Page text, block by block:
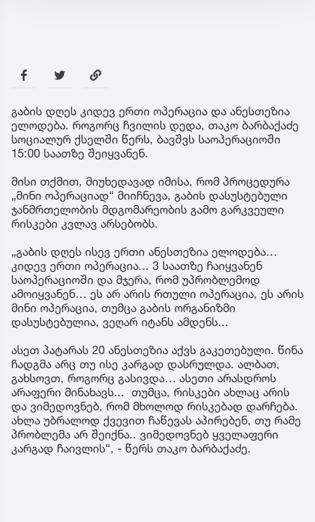
გაბის დღეს კიდევ ერთი ოპერაცია და ანესთეზია
ელოდება. როგორც ჩვილის დედა, თაკო ბარბაქაძე
სოციალურ ქსელში წერს, ბავშვს საოპერაციოში
15:00 საათზე შეიყვანენ.
მისი თქმით, მიუხედავად იმისა, რომ პროცედურა
„მინი ოპერაციად“ მიიჩნევა, გაბის დასუსტებული
ჯანმრთელობის მდგომარეობის გამო გარკვეული
რისკები კვლავ არსებობს.
„გაბის დღეს ისევ ერთი ანესთეზია ელოდება…
კიდევ ერთი ოპერაცია... 3 საათზე ჩაიყვანენ
საოპერაციოში და მჯერა, რომ უპრობლემოდ
ამოიყვანენ… ეს არ არის რთული ოპერაცია, ეს არის
მინი ოპერაცია, თუმცა გაბის ორგანიზმი
დასუსტებულია, ვეღარ იტანს ამდენს...
ასეთ პატარას 20 ანესთეზია აქვს გაკეთებული. წინა
ჩადგმა არც თუ ისე კარგად დასრულდა. ალბათ,
გახსოვთ, როგორც გასივდა… ასეთი არასდროს
არაფერი მინახავს... თუმცა, რისკები ახლაც არის
და ვიმედოვნებ, რომ მხოლოდ რისკებად დარჩება.
ახლა უბრალოდ ქვევით ჩაწევას აპირებენ, თუ რამე
პრობლემა არ შეიქნა.. ვიმედოვნებ ყველაფერი
კარგად ჩაივლის“, - წერს თაკო ბარბაქაძე.